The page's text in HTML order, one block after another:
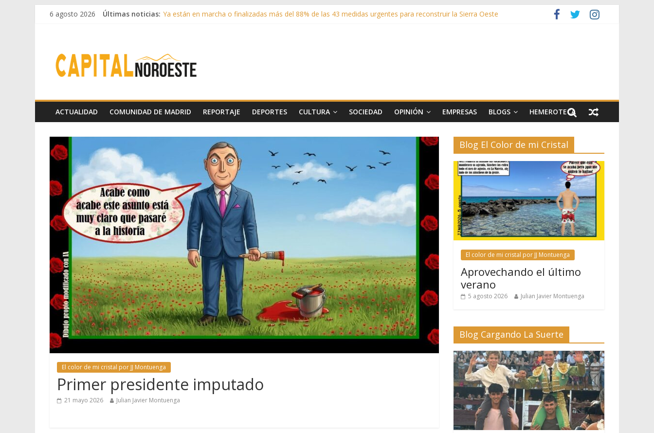
6 agosto 2026 Últimas noticias: Ya están en marcha o finalizadas más del 88% de las 43 medidas urgentes para reconstruir la Sierra Oeste
Guadarrama abre matricula 2026-2027 del Aula de Humanidades
ACTUALIDAD COMUNIDAD DE MADRID REPORTAJE DEPORTES CULTURA SOCIEDAD OPINIÓN EMPRESAS BLOGS HEMEROTECA
El color de mi cristal por JJ Montuenga
Primer presidente imputado
21 mayo 2026 Julian Javier Montuenga
Blog El Color de mi Cristal
El color de mi cristal por JJ Montuenga
Aprovechando el último
verano
5 agosto 2026 Julian Javier Montuenga
Blog Cargando La Suerte